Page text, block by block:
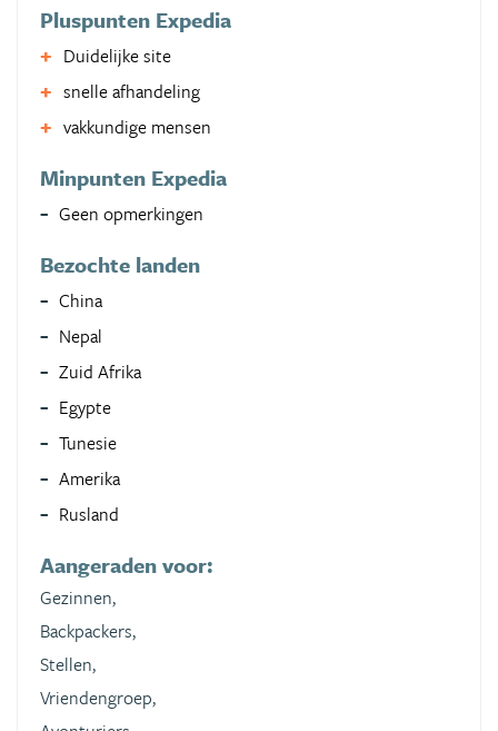
Pluspunten Expedia
Duidelijke site
snelle afhandeling
vakkundige mensen
Minpunten Expedia
Geen opmerkingen
Bezochte landen
China
Nepal
Zuid Afrika
Egypte
Tunesie
Amerika
Rusland
Aangeraden voor:
Gezinnen,
Backpackers,
Stellen,
Vriendengroep,